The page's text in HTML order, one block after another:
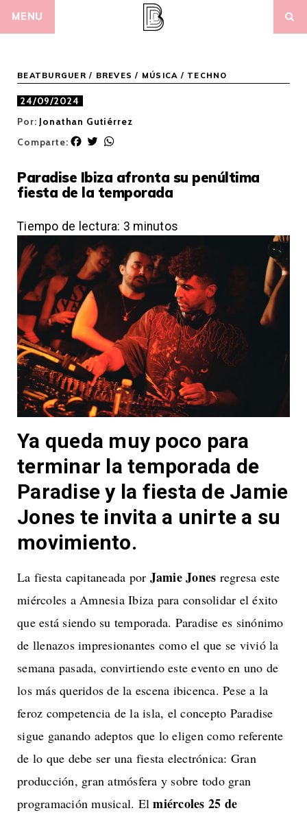
MENU
BEATBURGUER / BREVES / MÚSICA / TECHNO
24/09/2024
Por: Jonathan Gutiérrez
Comparte:
F
e
b
o
k
T
t
t
r
t
s
p
p
Paradise Ibiza afronta su penúltima
fiesta de la temporada
Tiempo de lectura: 3 minutos
Ya queda muy poco para
terminar la temporada de
Paradise y la fiesta de Jamie
Jones te invita a unirte a su
movimiento.
La fiesta capitaneada por Jamie Jones regresa este
miércoles a Amnesia Ibiza para consolidar el éxito
que está siendo su temporada. Paradise es sinónimo
de llenazos impresionantes como el que se vivió la
semana pasada, convirtiendo este evento en uno de
los más queridos de la escena ibicenca. Pese a la
feroz competencia de la isla, el concepto Paradise
sigue ganando adeptos que lo eligen como referente
de lo que debe ser una fiesta electrónica: Gran
producción, gran atmósfera y sobre todo gran
programación musical. Elmiércoles 25 de